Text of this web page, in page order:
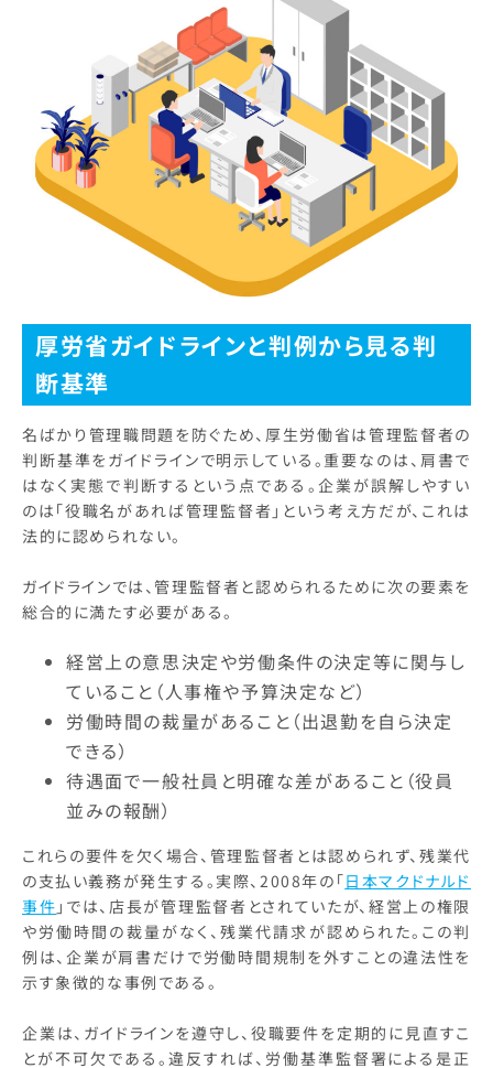
厚労省ガイドラインと判例から見る判
断基準
名ばかり管理職問題を防ぐため、厚生労働省は管理監督者の
判断基準をガイドラインで明示している。重要なのは、肩書で
はなく実態で判断するという点である。企業が誤解しやすい
のは「役職名があれば管理監督者」という考え方だが、これは
法的に認められない。
ガイドラインでは、管理監督者と認められるために次の要素を
総合的に満たす必要がある。
経営上の意思決定や労働条件の決定等に関与し
ていること（人事権や予算決定など）
労働時間の裁量があること（出退勤を自ら決定
できる）
待遇面で一般社員と明確な差があること（役員
並みの報酬）
これらの要件を欠く場合、管理監督者とは認められず、残業代
の支払い義務が発生する。実際、2008年の「日本マクドナルド
事件 」では、店長が管理監督者とされていたが、経営上の権限
や労働時間の裁量がなく、残業代請求が認められた。この判
例は、企業が肩書だけで労働時間規制を外すことの違法性を
示す象徴的な事例である。
企業は、ガイドラインを遵守し、役職要件を定期的に見直すこ
とが不可欠である。違反すれば、労働基準監督署による是正